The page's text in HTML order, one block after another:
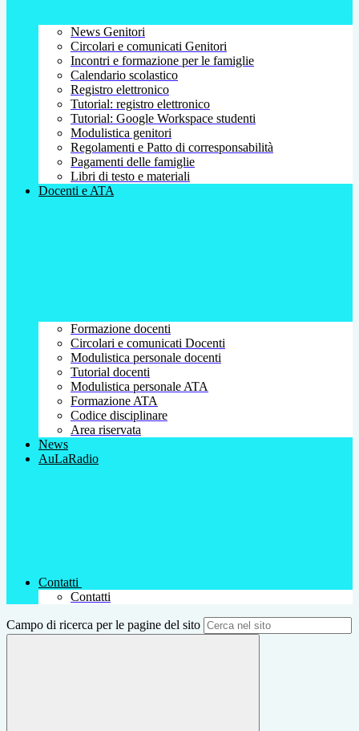
News Genitori
Circolari e comunicati Genitori
Incontri e formazione per le famiglie
Calendario scolastico
Registro elettronico
Tutorial: registro elettronico
Tutorial: Google Workspace studenti
Modulistica genitori
Regolamenti e Patto di corresponsabilità
Pagamenti delle famiglie
Libri di testo e materiali
Docenti e ATA
Formazione docenti
Circolari e comunicati Docenti
Modulistica personale docenti
Tutorial docenti
Modulistica personale ATA
Formazione ATA
Codice disciplinare
Area riservata
News
AuLaRadio
Contatti
Contatti
Campo di ricerca per le pagine del sito